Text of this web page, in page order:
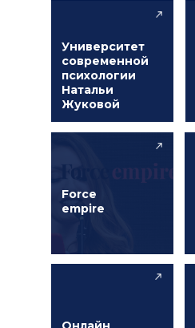
Force
empire
Университет
современной
психологии
Натальи
Жуковой